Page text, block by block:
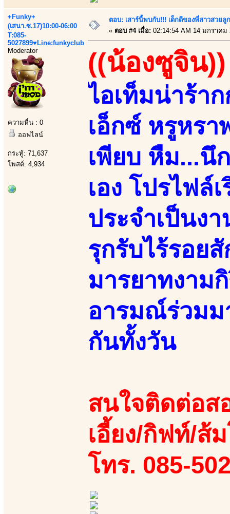
+Funky+
(เสนา.ซ.17)10:00-06:00
T:085-
5027899♥Line:funkyclub
Moderator
ความหื่น : 0
ออฟไลน์
กระทู้: 71,637
โพสต์: 4,934
ตอบ: เสาร์นี้พบกับ!!! เด็กดีของพี่สาวสวยลู
« ตอบ #4 เมื่อ: 02:14:54 AM 14 มกราคม
((น้องซูจิน))
ไอเท็มน่าร้า
เอ็กซ์ หรูหร
เพียบ หืม...นึ
เอง โปรไฟล์
ประจำเป็นง
รุกรับไร้รอย
มารยาทงาม
อารมณ์ร่วมม
กันทั้งวัน
สนใจติดต่อส
เอี้ยง/กิฟท์/ส้
โทร. 085-